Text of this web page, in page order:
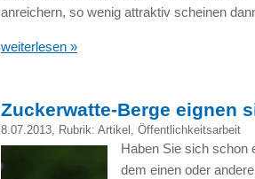
anreichern, so wenig attraktiv scheinen
weiterlesen »
Zuckerwatte-Berge eignen
8.07.2013, Rubrik: Artikel , Öffentlichkeitsarbeit
Haben Sie sich schon
dem einen oder